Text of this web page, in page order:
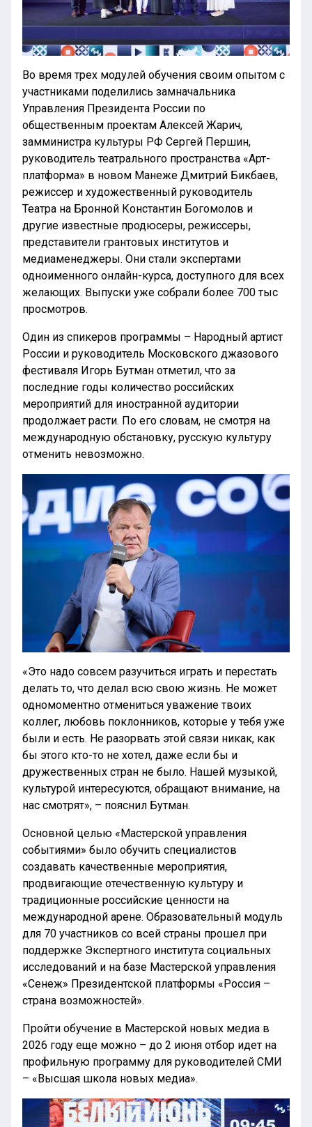
Во время трех модулей обучения своим опытом с
участниками поделились замначальника
Управления Президента России по
общественным проектам Алексей Жарич,
замминистра культуры РФ Сергей Першин,
руководитель театрального пространства «Арт-
платформа» в новом Манеже Дмитрий Бикбаев,
режиссер и художественный руководитель
Театра на Бронной Константин Богомолов и
другие известные продюсеры, режиссеры,
представители грантовых институтов и
медиаменеджеры. Они стали экспертами
одноименного онлайн-курса, доступного для всех
желающих. Выпуски уже собрали более 700 тыс
просмотров.
Один из спикеров программы – Народный артист
России и руководитель Московского джазового
фестиваля Игорь Бутман отметил, что за
последние годы количество российских
мероприятий для иностранной аудитории
продолжает расти. По его словам, не смотря на
международную обстановку, русскую культуру
отменить невозможно.
«Это надо совсем разучиться играть и перестать
делать то, что делал всю свою жизнь. Не может
одномоментно отмениться уважение твоих
коллег, любовь поклонников, которые у тебя уже
были и есть. Не разорвать этой связи никак, как
бы этого кто-то не хотел, даже если бы и
дружественных стран не было. Нашей музыкой,
культурой интересуются, обращают внимание, на
нас смотрят», – пояснил Бутман.
Основной целью «Мастерской управления
событиями» было обучить специалистов
создавать качественные мероприятия,
продвигающие отечественную культуру и
традиционные российские ценности на
международной арене. Образовательный модуль
для 70 участников со всей страны прошел при
поддержке Экспертного института социальных
исследований и на базе Мастерской управления
«Сенеж» Президентской платформы «Россия –
страна возможностей».
Пройти обучение в Мастерской новых медиа в
2026 году еще можно – до 2 июня отбор идет на
профильную программу для руководителей СМИ
– «Высшая школа новых медиа».